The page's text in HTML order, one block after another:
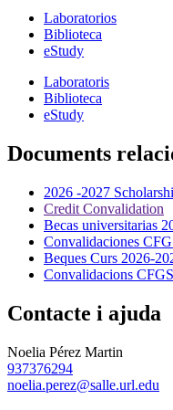
Laboratorios
Biblioteca
eStudy
Laboratoris
Biblioteca
eStudy
Documents
2026 -2027
Credit Convalidation
Becas universitarias
Convalidaciones
Beques Curs 2026-
Convalidacions CFGS
Contacte i ajuda
Noelia Pérez Martin
937376294
noelia.perez@salle.url.edu